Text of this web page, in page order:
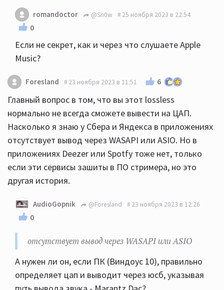
romandoctor @Sn0w 25 ноября 2023 в 22:54
0
Если не секрет, как и через что слушаете Apple
Music?
Foresland 23 ноября 2023 в 11:51 6
Главный вопрос в том, что вы этот lossless
нормально не всегда сможете вывести на ЦАП.
Насколько я знаю у Сбера и Яндекса в приложениях
отсутствует вывод через WASAPI или ASIO. Но в
приложениях Deezer или Spotfy тоже нет, только
если эти сервисы зашиты в ПО стримера, но это
другая история.
AudioGopnik @Foresland 23 ноября 2023 в 12:26
0
отсутствует вывод через WASAPI или ASIO
А нужен ли он, если ПК (Виндоус 10), правильно
определяет цап и выводит через юсб, указывая